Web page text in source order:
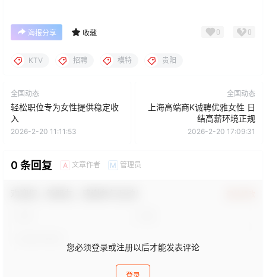
海报分享 收藏 0 0
KTV 招聘 模特 贵阳
全国动态
轻松职位专为女性提供稳定收
入
2026-2-20 11:11:53
全国动态
上海高端商K诚聘优雅女性 日
结高薪环境正规
2026-2-20 17:09:31
0 条回复 A 文章作者 M 管理员
您必须登录或注册以后才能发表评论